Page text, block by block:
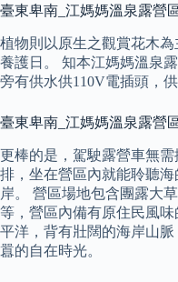
臺東卑南_江媽媽溫泉露營
植物則以原生之觀賞花木
養護日。 知本江媽媽溫泉
旁有供水供110V電插頭，
臺東卑南_江媽媽溫泉露營
更棒的是，駕駛露營車無
排，坐在營區內就能聆聽
岸。 營區場地包含團露大
等，營區內備有原住民風
平洋，背有壯闊的海岸山
囂的自在時光。